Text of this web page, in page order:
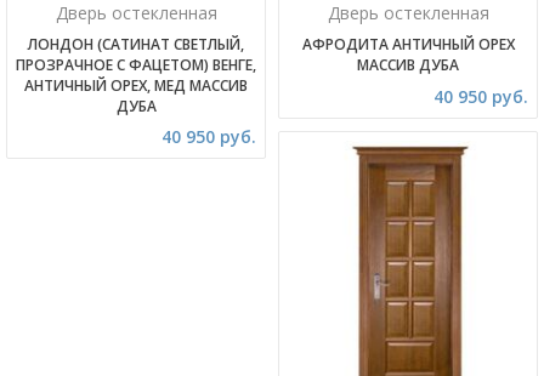
Дверь остекленная
ЛОНДОН (САТИНАТ СВЕТЛЫЙ,
ПРОЗРАЧНОЕ С ФАЦЕТОМ) ВЕНГЕ,
АНТИЧНЫЙ ОРЕХ, МЕД МАССИВ
ДУБА
40 950 руб.
Дверь остекленная
АФРОДИТА АНТИЧНЫЙ ОРЕХ
МАССИВ ДУБА
40 950 руб.